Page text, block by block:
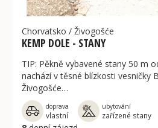
Chorvatsko / Živogošće
KEMP DOLE - STANY
TIP: Pěkně vybavené stany 50 m
nachází v těsné blízkosti vesničky
Živogošće…
doprava
vlastní
ubytování
zařízené stany